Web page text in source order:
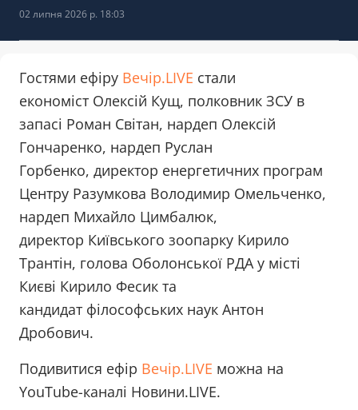
02 липня 2026 р. 18:03
Гостями ефіру Вечір.LIVE стали
економіст Олексій Кущ, полковник ЗСУ в
запасі Роман Світан, нардеп Олексій
Гончаренко, нардеп Руслан
Горбенко, директор енергетичних програм
Центру Разумкова Володимир Омельченко,
нардеп Михайло Цимбалюк,
директор Київського зоопарку Кирило
Трантін, голова Оболонської РДА у місті
Києві Кирило Фесик та
кандидат філософських наук Антон
Дробович.
Подивитися ефір Вечір.LIVE можна на
YouTube-каналі Новини.LIVE.